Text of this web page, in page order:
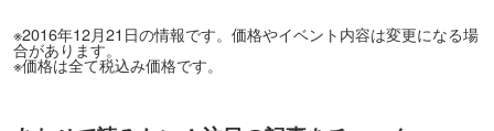
※2016年12月21日の情報です。価格やイベント内容は変更になる場
合があります。
※価格は全て税込み価格です。